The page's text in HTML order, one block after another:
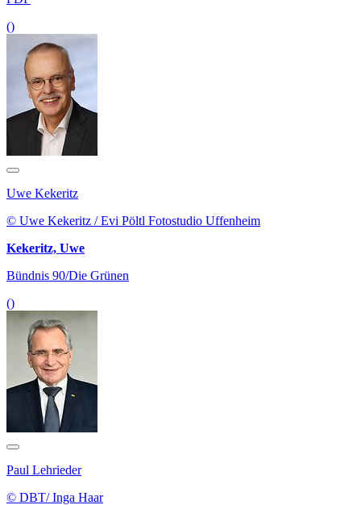
()
Uwe Kekeritz
© Uwe Kekeritz / Evi Pöltl Fotostudio Uffenheim
Kekeritz, Uwe
Bündnis 90/Die Grünen
()
Paul Lehrieder
© DBT/ Inga Haar